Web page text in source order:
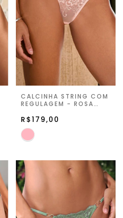
CALCINHA STRING COM
REGULAGEM - ROSA
GLOW
R$179,00